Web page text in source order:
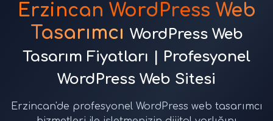
Erzincan WordPress Web
Tasarımcı WordPress Web
Tasarım Fiyatları | Profesyonel
WordPress Web Sitesi
Erzincan'de profesyonel WordPress web tasarımcı